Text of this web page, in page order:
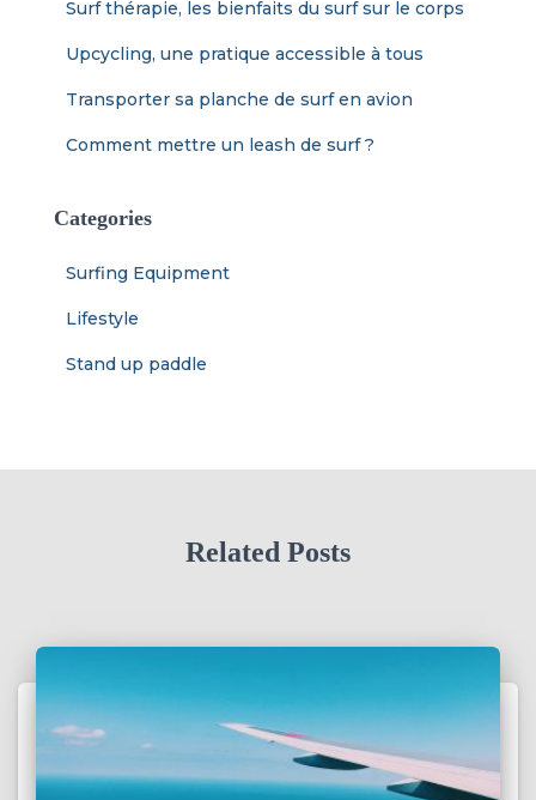
Surf thérapie, les bienfaits du surf sur le corps
Upcycling, une pratique accessible à tous
Transporter sa planche de surf en avion
Comment mettre un leash de surf ?
Categories
Surfing Equipment
Lifestyle
Stand up paddle
Related Posts